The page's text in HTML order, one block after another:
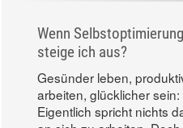
Wenn
steige ich aus?
Gesünder leben,
arbeiten, glücklicher sein:
Eigentlich spricht nichts